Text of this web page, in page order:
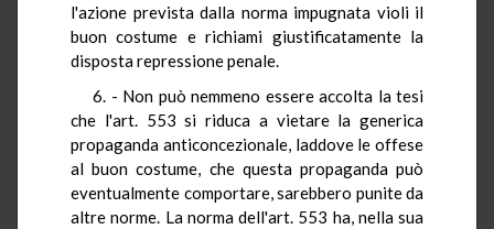
l'azione prevista dalla norma impugnata violi il
buon costume e richiami giustificatamente la
disposta repressione penale.
6. - Non può nemmeno essere accolta la tesi
che l'art. 553 si riduca a vietare la generica
propaganda anticoncezionale, laddove le offese
al buon costume, che questa propaganda può
eventualmente comportare, sarebbero punite da
altre norme. La norma dell'art. 553 ha, nella sua